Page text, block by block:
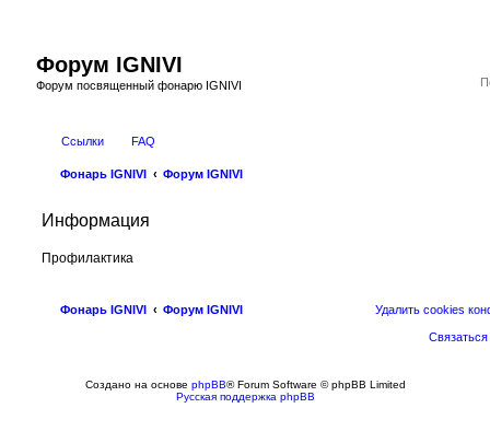
Форум IGNIVI
Форум посвященный фонарю IGNIVI
Ссылки FAQ
Фонарь IGNIVI Форум IGNIVI
Информация
Профилактика
Фонарь IGNIVI Форум IGNIVI Удалить cookies
Создано на основе phpBB® Forum Software © phpBB Limited
Русская поддержка phpBB